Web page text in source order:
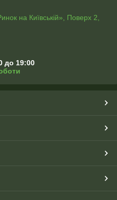
на Київській», Поверх 2,
до 19:00